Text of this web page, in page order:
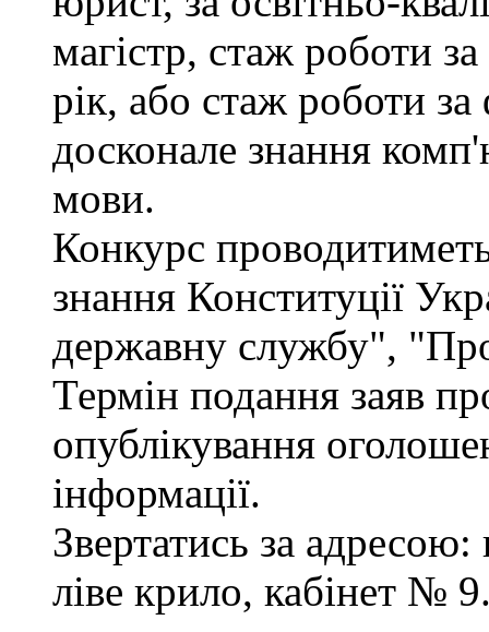
магістр, стаж роботи
рік, або стаж роботи
досконале знання
мови.
Конкурс
знання Конституції
державну службу",
Термін подання заяв
опублікування
інформації.
Звертатись за
ліве крило, кабінет №